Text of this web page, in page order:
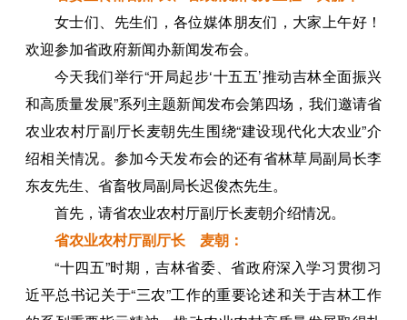
女士们、先生们，各位媒体朋友们，大家上午好！
欢迎参加省政府新闻办新闻发布会。
今天我们举行“开局起步‘十五五’推动吉林全面振兴
和高质量发展”系列主题新闻发布会第四场，我们邀请省
农业农村厅副厅长麦朝先生围绕“建设现代化大农业”介
绍相关情况。参加今天发布会的还有省林草局副局长李
东友先生、省畜牧局副局长迟俊杰先生。
首先，请省农业农村厅副厅长麦朝介绍情况。
省农业农村厅副厅长 麦朝：
“十四五”时期，吉林省委、省政府深入学习贯彻习
近平总书记关于“三农”工作的重要论述和关于吉林工作